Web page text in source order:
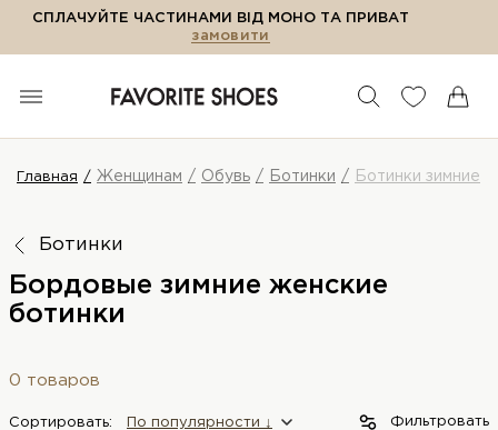
СПЛАЧУЙТЕ ЧАСТИНАМИ ВІД МОНО ТА ПРИВАТ
замовити
Главная Женщинам Обувь Ботинки Ботинки зимние
Ботинки
Бордовые зимние женские
ботинки
0 товаров
Сортировать: По популярности ↓ Фильтровать